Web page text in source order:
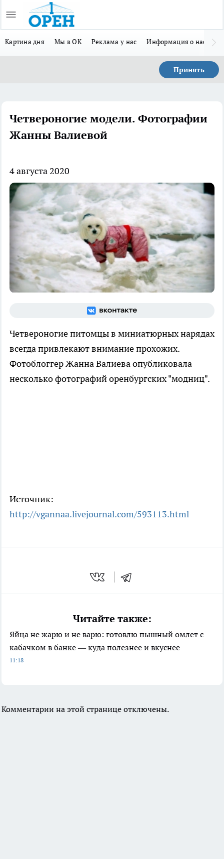
Картина дня Мы в ОК Реклама у нас Информация о нас
Принять
Четвероногие модели. Фотографии
Жанны Валиевой
4 августа 2020
Четвероногие питомцы в миниатюрных нарядах
всегда привлекают внимание прохожих.
Фотоблоггер Жанна Валиева опубликовала
несколько фотографий оренбургских "модниц".
Источник:
http://vgannaa.livejournal.com/593113.html
Читайте также:
Яйца не жарю и не варю: готовлю пышный омлет с
кабачком в банке — куда полезнее и вкуснее
11:18
Комментарии на этой странице отключены.